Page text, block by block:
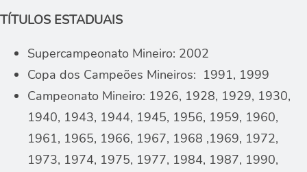
TÍTULOS ESTADUAIS
Supercampeonato Mineiro: 2002
Copa dos Campeões Mineiros: 1991, 1999
Campeonato Mineiro: 1926, 1928, 1929, 1930,
1940, 1943, 1944, 1945, 1956, 1959, 1960,
1961, 1965, 1966, 1967, 1968 ,1969, 1972,
1973, 1974, 1975, 1977, 1984, 1987, 1990,